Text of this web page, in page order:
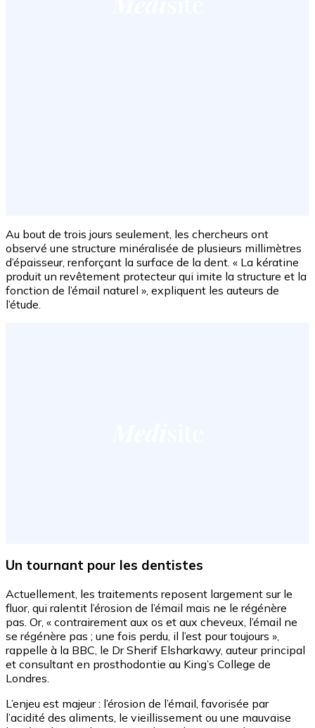
Au bout de trois jours seulement, les chercheurs ont
observé une structure minéralisée de plusieurs millimètres
d’épaisseur, renforçant la surface de la dent. « La kératine
produit un revêtement protecteur qui imite la structure et la
fonction de l’émail naturel », expliquent les auteurs de
l’étude.
Un tournant pour les dentistes
Actuellement, les traitements reposent largement sur le
fluor, qui ralentit l’érosion de l’émail mais ne le régénère
pas. Or, « contrairement aux os et aux cheveux, l’émail ne
se régénère pas ; une fois perdu, il l’est pour toujours »,
rappelle à la BBC, le Dr Sherif Elsharkawy, auteur principal
et consultant en prosthodontie au King’s College de
Londres.
L’enjeu est majeur : l’érosion de l’émail, favorisée par
l’acidité des aliments, le vieillissement ou une mauvaise